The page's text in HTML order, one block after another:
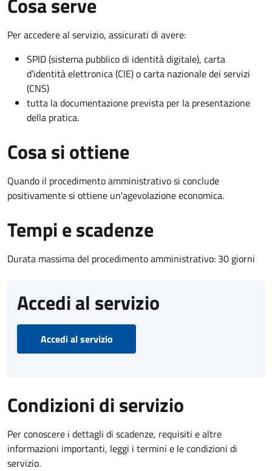
Per accedere al servizio, assicurati di avere:
SPID (sistema pubblico di identità digitale), carta
d’identità elettronica (CIE) o carta nazionale dei servizi
(CNS)
tutta la documentazione prevista per la presentazione
della pratica.
Cosa si ottiene
Quando il procedimento amministrativo si conclude
positivamente si ottiene un'agevolazione economica.
Tempi e scadenze
Durata massima del procedimento amministrativo: 30 giorni
Accedi al servizio
Accedi al servizio
Condizioni di servizio
Per conoscere i dettagli di scadenze, requisiti e altre
informazioni importanti, leggi i termini e le condizioni di
servizio.